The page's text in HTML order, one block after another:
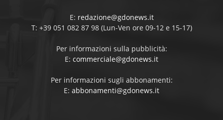
E: redazione@gdonews.it
T: +39 051 082 87 98 (Lun-Ven ore 09-12 e 15-17)
Per informazioni sulla pubblicità:
E: commerciale@gdonews.it
Per informazioni sugli abbonamenti:
E: abbonamenti@gdonews.it